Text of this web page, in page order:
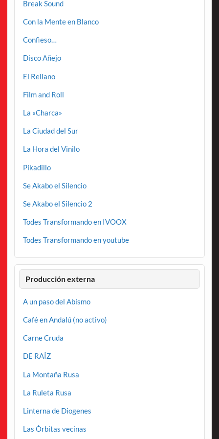
Break Sound
Con la Mente en Blanco
Confieso…
Disco Añejo
El Rellano
Film and Roll
La «Charca»
La Ciudad del Sur
La Hora del Vinilo
Pikadillo
Se Akabo el Silencio
Se Akabo el Silencio 2
Todes Transformando en IVOOX
Todes Transformando en youtube
Producción externa
A un paso del Abismo
Café en Andalú (no activo)
Carne Cruda
DE RAÍZ
La Montaña Rusa
La Ruleta Rusa
Linterna de Diogenes
Las Órbitas vecinas